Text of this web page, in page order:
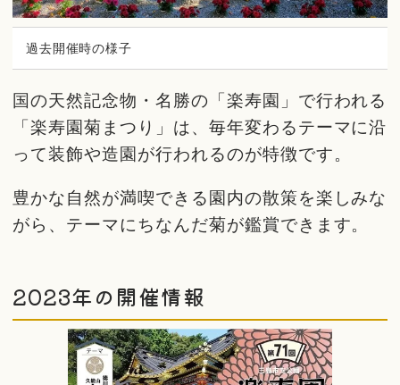
過去開催時の様子
国の天然記念物・名勝の「楽寿園」で行われる
「楽寿園菊まつり」は、毎年変わるテーマに沿
って装飾や造園が行われるのが特徴です。
豊かな自然が満喫できる園内の散策を楽しみな
がら、テーマにちなんだ菊が鑑賞できます。
2023年の開催情報